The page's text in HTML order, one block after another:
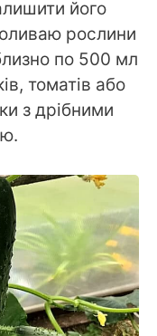
його
рослини
по 500 мл
томатів або
з дрібними